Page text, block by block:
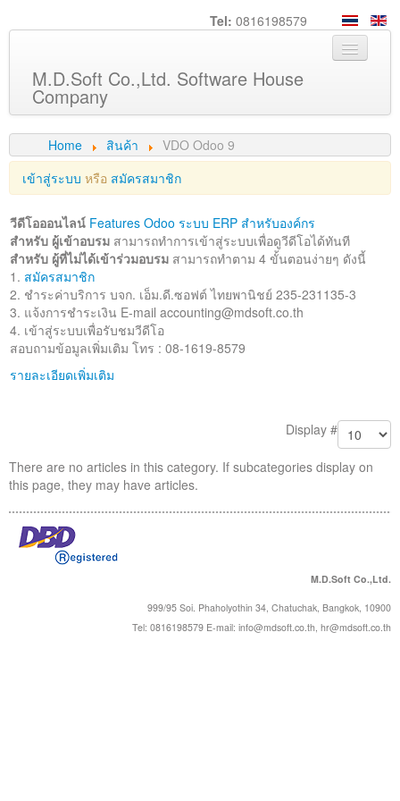
Tel: 0816198579
M.D.Soft Co.,Ltd. Software House
Company
Home
Product
Knowledge
Customers
Career
Contact us
Home สินค้า
VDO Odoo 9
เข้าสู่ระบบ หรือ สมัครสมาชิก
วีดีโอออนไลน์ Features Odoo ระบบ ERP สำหรับองค์กร
สำหรับ ผู้เข้าอบรม สามารถทำการเข้าสู่ระบบเพื่อดูวีดีโอได้ทันที
สำหรับ ผู้ที่ไม่ได้เข้าร่วมอบรม สามารถทำตาม 4 ขั้นตอนง่ายๆ ดังนี้
1. สมัครสมาชิก
2. ชำระค่าบริการ บจก. เอ็ม.ดี.ซอฟต์ ไทยพานิชย์ 235-231135-3
3. แจ้งการชำระเงิน E-mail accounting@mdsoft.co.th
4. เข้าสู่ระบบเพื่อรับชมวีดีโอ
สอบถามข้อมูลเพิ่มเติม โทร : 08-1619-8579
รายละเอียดเพิ่มเติม
Display #
There are no articles in this category. If subcategories display on
this page, they may have articles.
M.D.Soft Co.,Ltd.
999/95 Soi. Phaholyothin 34, Chatuchak, Bangkok, 10900
Tel: 0816198579 E-mail: info@mdsoft.co.th, hr@mdsoft.co.th